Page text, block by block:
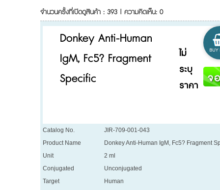
จำนวนครั้งที่เปิดดูสินค้า : 393 | ความคิดเห็น: 0
Donkey Anti-Human
IgM, Fc5? Fragment
Specific
ไม่
ระบุ
ราคา
Catalog No.
JIR-709-001-043
Product Name
Donkey Anti-Human IgM, Fc5? Fragment
Unit
2 ml
Conjugated
Unconjugated
Target
Human